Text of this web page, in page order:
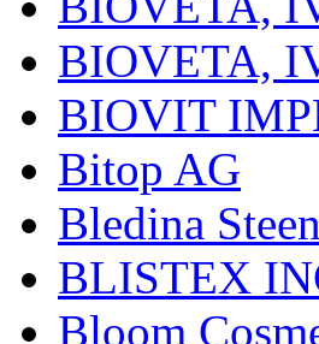
BIOVETA,
BIOVIT
Bitop AG
Bledina
BLISTEX
Bloom